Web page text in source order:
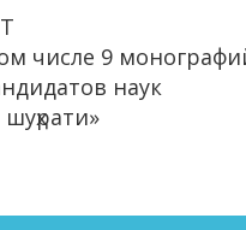
числе 9
наук